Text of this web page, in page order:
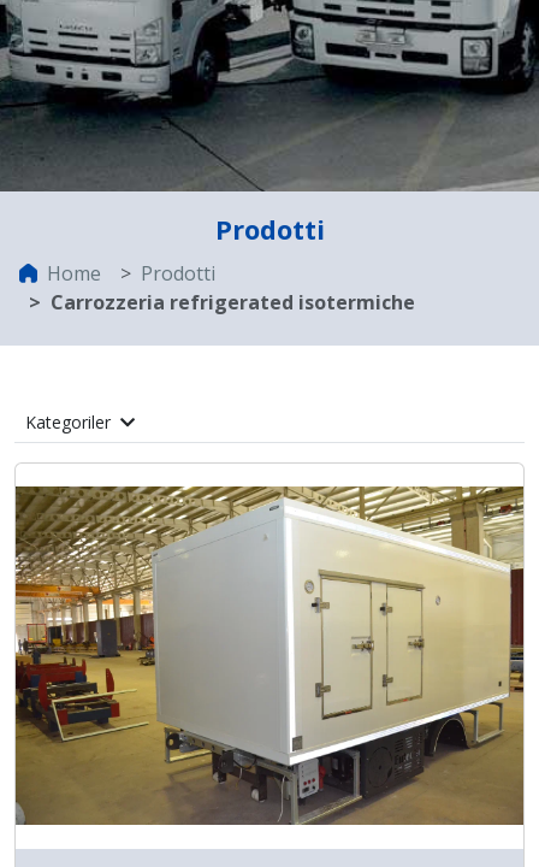
Prodotti
Home
Prodotti
Carrozzeria refrigerated isotermiche
Kategoriler